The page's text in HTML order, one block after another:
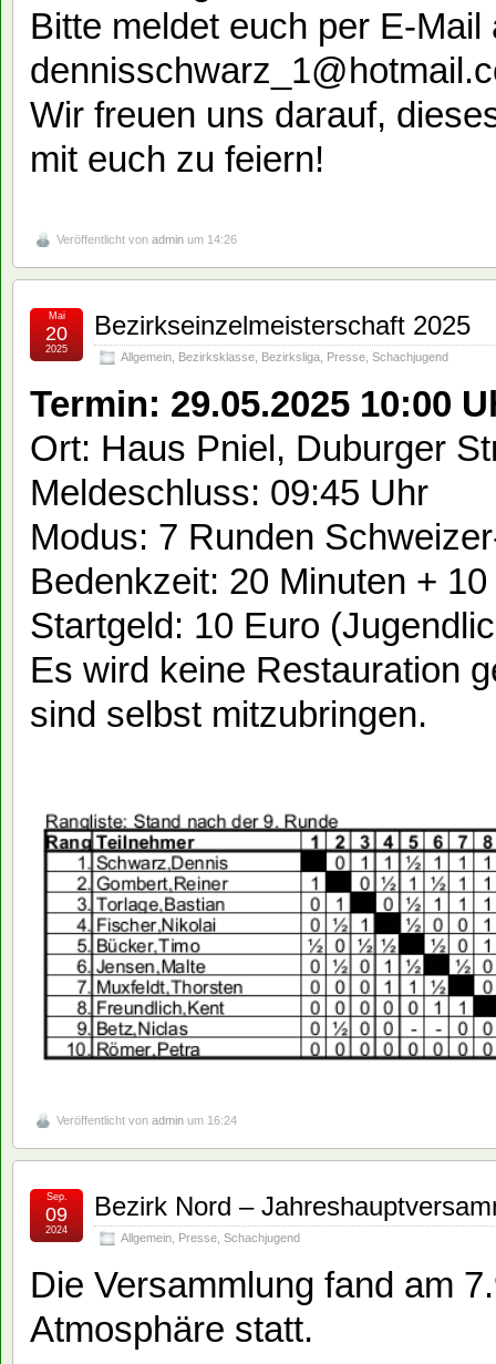
Bitte meldet euch per E-Mail
Wir freuen uns darauf,
mit euch zu feiern!
Veröffentlicht von admin um 14:26
Bezirkseinzelmeisterschaft 2025
Allgemein Bezirksklasse Bezirksliga Presse Schachjugend
Mai
20
2025
Termin: 29.05.2025 10:00
Ort: Haus Pniel, Duburger
Meldeschluss: 09:45 Uhr
Modus: 7 Runden
Bedenkzeit: 20 Minuten +
Startgeld: 10 Euro
Es wird keine Restauration
sind selbst mitzubringen.
Veröffentlicht von admin um 16:24
Bezirk Nord –
Allgemein Presse Schachjugend
Sep.
09
2024
Die Versammlung fand am
Atmosphäre statt.